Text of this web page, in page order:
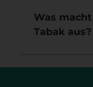
Was
Tabak aus?